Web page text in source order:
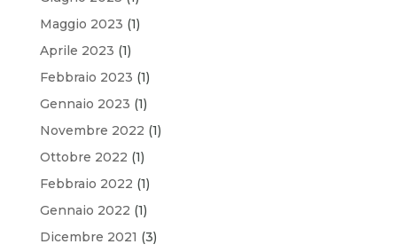
Maggio 2023 (1)
Aprile 2023 (1)
Febbraio 2023 (1)
Gennaio 2023 (1)
Novembre 2022 (1)
Ottobre 2022 (1)
Febbraio 2022 (1)
Gennaio 2022 (1)
Dicembre 2021 (3)